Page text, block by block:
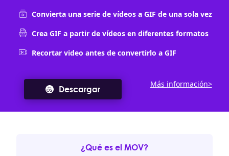
Convierta una serie de vídeos a GIF de una sola vez
Crea GIF a partir de vídeos en diferentes formatos
Recortar video antes de convertirlo a GIF
Descargar
Más información>
¿Qué es el MOV?